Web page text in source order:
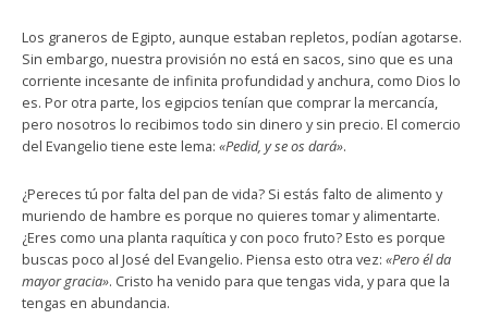
Los graneros de Egipto, aunque estaban repletos, podían agotarse.
Sin embargo, nuestra provisión no está en sacos, sino que es una
corriente incesante de infinita profundidad y anchura, como Dios lo
es. Por otra parte, los egipcios tenían que comprar la mercancía,
pero nosotros lo recibimos todo sin dinero y sin precio. El comercio
del Evangelio tiene este lema: «Pedid, y se os dará».
¿Pereces tú por falta del pan de vida? Si estás falto de alimento y
muriendo de hambre es porque no quieres tomar y alimentarte.
¿Eres como una planta raquítica y con poco fruto? Esto es porque
buscas poco al José del Evangelio. Piensa esto otra vez: «Pero él da
mayor gracia». Cristo ha venido para que tengas vida, y para que la
tengas en abundancia.